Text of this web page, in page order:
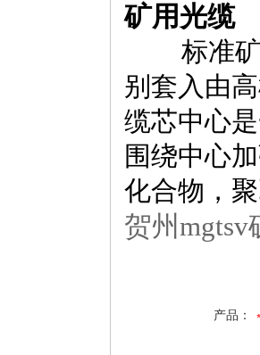
矿用光缆
标准
别套入由
缆芯中心
围绕中心
化合物，
贺州
产品：